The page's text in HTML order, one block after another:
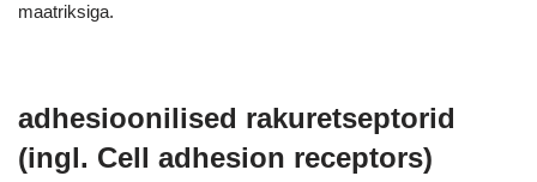
maatriksiga.
adhesioonilised rakuretseptorid
(ingl. Cell adhesion receptors)